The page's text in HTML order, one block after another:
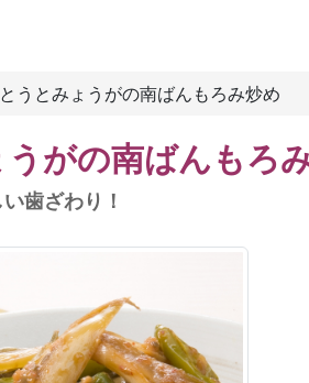
うとみょうがの南ばんもろみ炒め
がの南ばんもろ
歯ざわり！